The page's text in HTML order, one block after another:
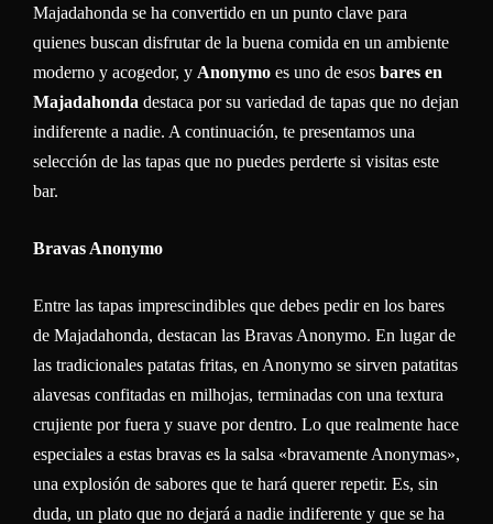
Majadahonda se ha convertido en un punto clave para
quienes buscan disfrutar de la buena comida en un ambiente
moderno y acogedor, y Anonymo es uno de esos bares en
Majadahonda destaca por su variedad de tapas que no dejan
indiferente a nadie. A continuación, te presentamos una
selección de las tapas que no puedes perderte si visitas este
bar.
Bravas Anonymo
Entre las tapas imprescindibles que debes pedir en los bares
de Majadahonda, destacan las Bravas Anonymo. En lugar de
las tradicionales patatas fritas, en Anonymo se sirven patatitas
alavesas confitadas en milhojas, terminadas con una textura
crujiente por fuera y suave por dentro. Lo que realmente hace
especiales a estas bravas es la salsa «bravamente Anonymas»,
una explosión de sabores que te hará querer repetir. Es, sin
duda, un plato que no dejará a nadie indiferente y que se ha